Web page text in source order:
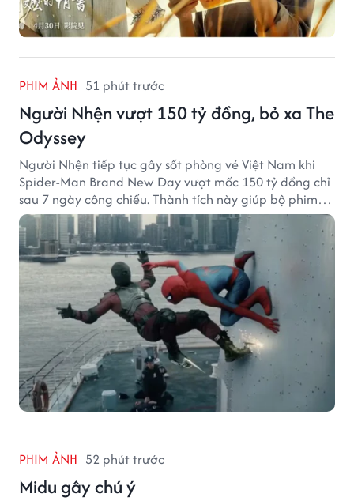
PHIM ẢNH 51 phút trước
Người Nhện vượt 150 tỷ đồng, bỏ xa The
Odyssey
Người Nhện tiếp tục gây sốt phòng vé Việt Nam khi
Spider-Man Brand New Day vượt mốc 150 tỷ đồng chỉ
sau 7 ngày công chiếu. Thành tích này giúp bộ phim
của Tom Holland tạo khoảng cách đáng kể với The
Odyssey trên đường đua doanh thu.
PHIM ẢNH 52 phút trước
Midu gây chú ý